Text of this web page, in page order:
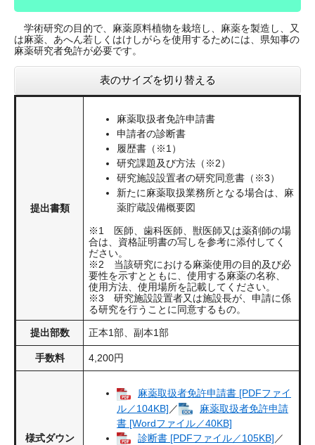
学術研究の目的で、麻薬原料植物を栽培し、麻薬を製造し、又
は麻薬、あへん若しくはけしがらを使用するためには、県知事の
麻薬研究者免許が必要です。
表のサイズを切り替える
提出書類
麻薬取扱者免許申請書
申請者の診断書
履歴書（※1）
研究課題及び方法（※2）
研究施設設置者の研究同意書（※3）
新たに麻薬取扱業務所となる場合は、麻
薬貯蔵設備概要図
※1 医師、歯科医師、獣医師又は薬剤師の場
合は、資格証明書の写しを参考に添付してく
ださい。
※2 当該研究における麻薬使用の目的及び必
要性を示すとともに、使用する麻薬の名称、
使用方法、使用場所を記載してください。
※3 研究施設設置者又は施設長が、申請に係
る研究を行うことに同意するもの。
提出部数 正本1部、副本1部
手数料 4,200円
様式ダウン
麻薬取扱者免許申請書 [PDFファイ
ル／104KB] ／
麻薬取扱者免許申請
書 [Wordファイル／40KB]
診断書 [PDFファイル／105KB] ／